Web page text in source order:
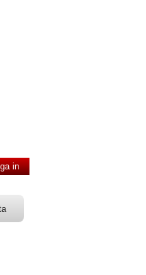
in